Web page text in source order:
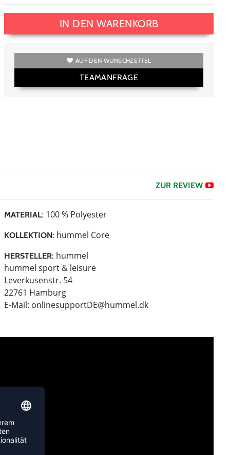
IN DEN WARENKORB
AUF DEN WUNSCHZETTEL
TEAMANFRAGE
ZUR REVIEW
MATERIAL: 100 % Polyester
KOLLEKTION: hummel Core
HERSTELLER: hummel
hummel sport & leisure
Leverkusenstr. 54
22761 Hamburg
E-Mail: onlinesupportDE@hummel.dk